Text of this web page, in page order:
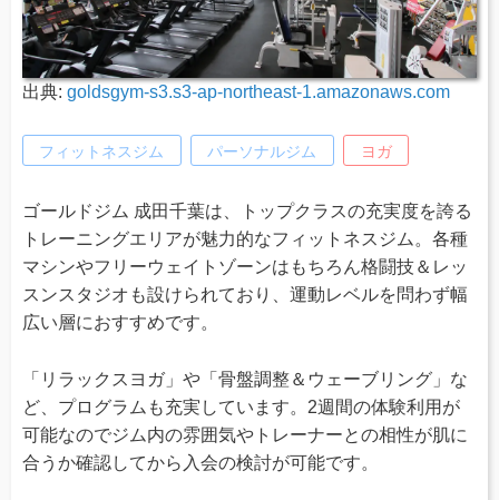
出典: goldsgym-s3.s3-ap-northeast-1.amazonaws.com
フィットネスジム パーソナルジム ヨガ
ゴールドジム 成田千葉は、トップクラスの充実度を誇る
トレーニングエリアが魅力的なフィットネスジム。各種
マシンやフリーウェイトゾーンはもちろん格闘技＆レッ
スンスタジオも設けられており、運動レベルを問わず幅
広い層におすすめです。
「リラックスヨガ」や「骨盤調整＆ウェーブリング」な
ど、プログラムも充実しています。2週間の体験利用が
可能なのでジム内の雰囲気やトレーナーとの相性が肌に
合うか確認してから入会の検討が可能です。